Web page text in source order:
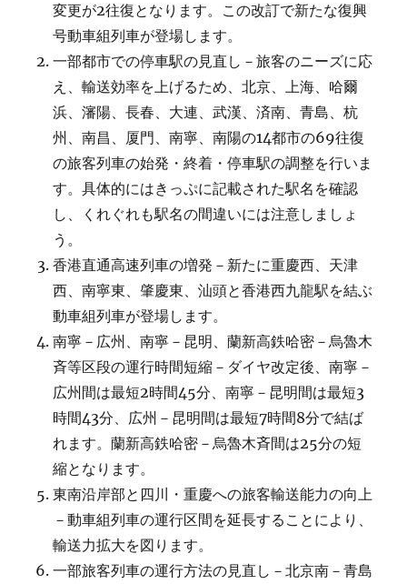
変更が2往復となります。この改訂で新たな復興
号動車組列車が登場します。
一部都市での停車駅の見直し－旅客のニーズに応
え、輸送効率を上げるため、北京、上海、哈爾
浜、瀋陽、長春、大連、武漢、済南、青島、杭
州、南昌、厦門、南寧、南陽の14都市の69往復
の旅客列車の始発・終着・停車駅の調整を行いま
す。具体的にはきっぷに記載された駅名を確認
し、くれぐれも駅名の間違いには注意しましょ
う。
香港直通高速列車の増発－新たに重慶西、天津
西、南寧東、肇慶東、汕頭と香港西九龍駅を結ぶ
動車組列車が登場します。
南寧－広州、南寧－昆明、蘭新高鉄哈密－烏魯木
斉等区段の運行時間短縮－ダイヤ改定後、南寧－
広州間は最短2時間45分、南寧－昆明間は最短3
時間43分、広州－昆明間は最短7時間8分で結ば
れます。蘭新高鉄哈密－烏魯木斉間は25分の短
縮となります。
東南沿岸部と四川・重慶への旅客輸送能力の向上
－動車組列車の運行区間を延長することにより、
輸送力拡大を図ります。
一部旅客列車の運行方法の見直し－北京南－青島